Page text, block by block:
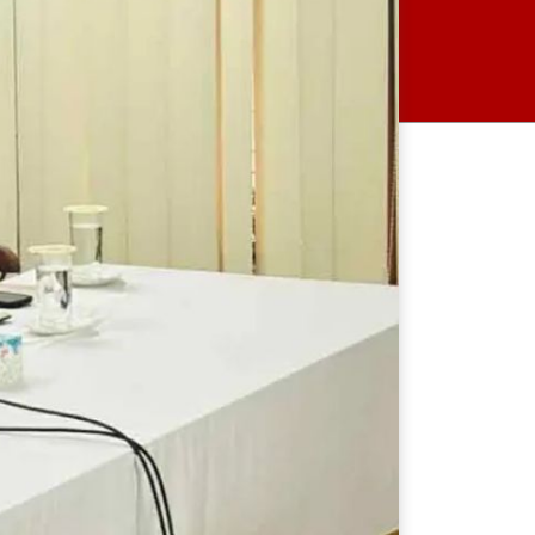
প্রেস ব্রিফিং করেছে: নাহিদ ইসলাম
সাকিবের আর দেশে ফেরার সুযোগ
নেই: ক্রীড়া প্রতিমন্ত্রী